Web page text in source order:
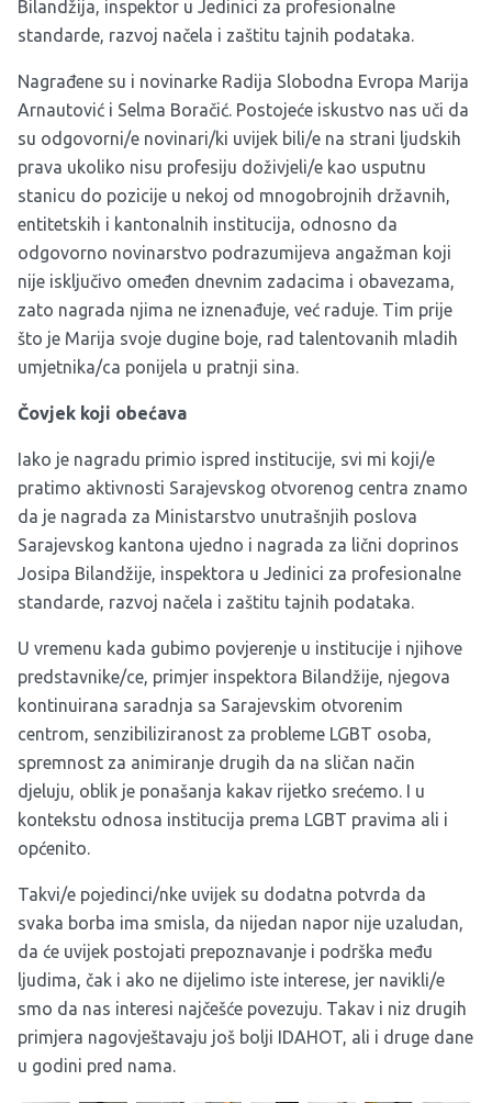
Bilandžija, inspektor u Jedinici za profesionalne
standarde, razvoj načela i zaštitu tajnih podataka.
Nagrađene su i novinarke Radija Slobodna Evropa Marija
Arnautović i Selma Boračić. Postojeće iskustvo nas uči da
su odgovorni/e novinari/ki uvijek bili/e na strani ljudskih
prava ukoliko nisu profesiju doživjeli/e kao usputnu
stanicu do pozicije u nekoj od mnogobrojnih državnih,
entitetskih i kantonalnih institucija, odnosno da
odgovorno novinarstvo podrazumijeva angažman koji
nije isključivo omeđen dnevnim zadacima i obavezama,
zato nagrada njima ne iznenađuje, već raduje. Tim prije
što je Marija svoje dugine boje, rad talentovanih mladih
umjetnika/ca ponijela u pratnji sina.
Čovjek koji obećava
Iako je nagradu primio ispred institucije, svi mi koji/e
pratimo aktivnosti Sarajevskog otvorenog centra znamo
da je nagrada za Ministarstvo unutrašnjih poslova
Sarajevskog kantona ujedno i nagrada za lični doprinos
Josipa Bilandžije, inspektora u Jedinici za profesionalne
standarde, razvoj načela i zaštitu tajnih podataka.
U vremenu kada gubimo povjerenje u institucije i njihove
predstavnike/ce, primjer inspektora Bilandžije, njegova
kontinuirana saradnja sa Sarajevskim otvorenim
centrom, senzibiliziranost za probleme LGBT osoba,
spremnost za animiranje drugih da na sličan način
djeluju, oblik je ponašanja kakav rijetko srećemo. I u
kontekstu odnosa institucija prema LGBT pravima ali i
općenito.
Takvi/e pojedinci/nke uvijek su dodatna potvrda da
svaka borba ima smisla, da nijedan napor nije uzaludan,
da će uvijek postojati prepoznavanje i podrška među
ljudima, čak i ako ne dijelimo iste interese, jer navikli/e
smo da nas interesi najčešće povezuju. Takav i niz drugih
primjera nagovještavaju još bolji IDAHOT, ali i druge dane
u godini pred nama.